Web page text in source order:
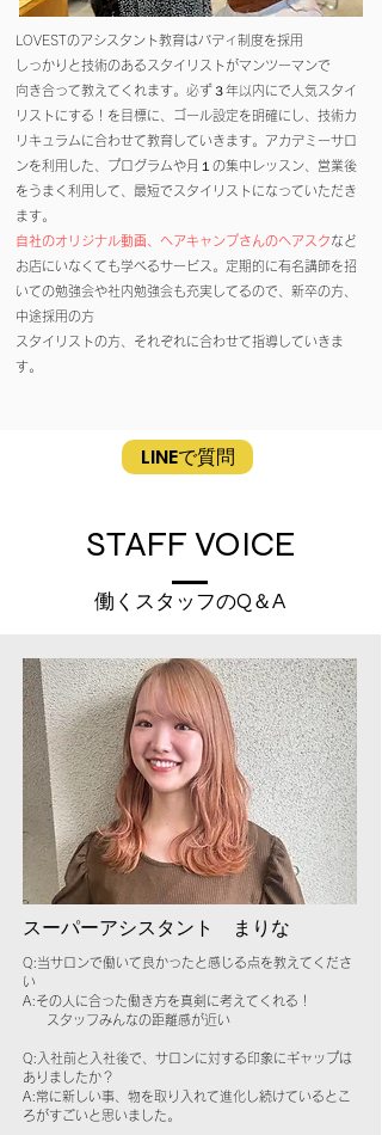
LOVESTのアシスタント教育はバディ制度を採用​
しっかりと技術のあるスタイリストがマンツーマンで
向き合って教えてくれます。必ず３年以内にで人気スタイ
リストにする！を目標に、ゴール設定を明確にし、技術カ
リキュラムに合わせて教育していきます。アカデミーサロ
ンを利用した、プログラムや月１の集中レッスン、営業後
をうまく利用して、最短でスタイリストになっていただき
ます。
​自社のオリジナル動画、ヘアキャンプさんのヘアスクなど
お店にいなくても学べるサービス。定期的に有名講師を招
いての勉強会や社内勉強会も充実してるので、新卒の方、
中途採用の方
​スタイリストの方、それぞれに合わせて指導していきま
す。
LINEで質問
STAFF VOICE
​働くスタッフのQ＆A
スーパーアシスタント まりな
Q:当サロンで働いて良かったと感じる点を教えてくださ
い
A:その人に合った働き方を真剣に考えてくれる！
スタッフみんなの距離感が近い
Q:入社前と入社後で、サロンに対する印象にギャップは
ありましたか？
A:常に新しい事、物を取り入れて進化し続けているとこ
ろがすごいと思いました。